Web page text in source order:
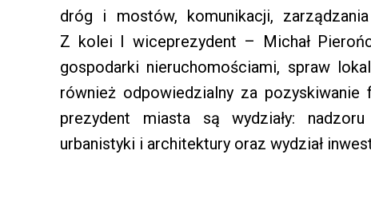
dróg i mostów, komunikacji,
Z kolei I wiceprezydent – Michał
gospodarki nieruchomościami, spraw
również odpowiedzialny za
prezydent miasta są wydziały:
urbanistyki i architektury oraz wydział